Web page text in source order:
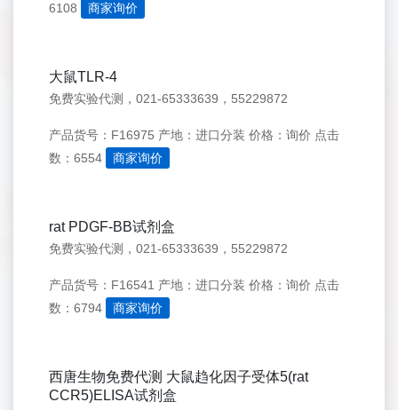
6108
商家询价
大鼠TLR-4
免费实验代测，021-65333639，55229872
产品货号：F16975 产地：进口分装 价格：询价 点击
数：6554
商家询价
rat PDGF-BB试剂盒
免费实验代测，021-65333639，55229872
产品货号：F16541 产地：进口分装 价格：询价 点击
数：6794
商家询价
西唐生物免费代测 大鼠趋化因子受体5(rat
CCR5)ELISA试剂盒